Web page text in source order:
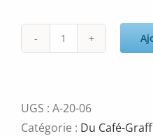
quantité
bandes-
desinées
UGS : A-20-06
Catégorie : Du Café-